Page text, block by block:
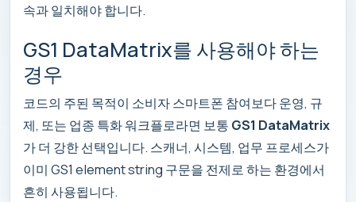
속과 일치해야 합니다.
GS1 DataMatrix를 사용해야 하는
경우
코드의 주된 목적이 소비자 스마트폰 참여보다 운영, 규
제, 또는 업종 특화 워크플로라면 보통 GS1 DataMatrix
가 더 강한 선택입니다. 스캐너, 시스템, 업무 프로세스가
이미 GS1 element string 구문을 전제로 하는 환경에서
흔히 사용됩니다.